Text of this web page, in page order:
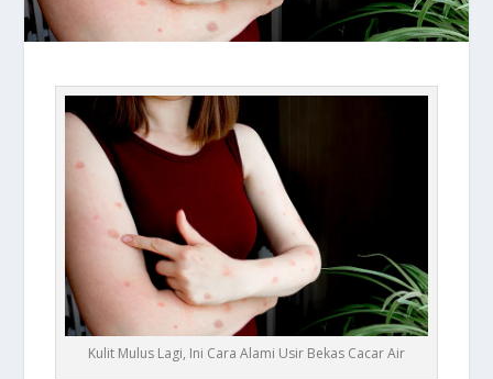
Kulit Mulus Lagi, Ini Cara Alami Usir Bekas Cacar Air